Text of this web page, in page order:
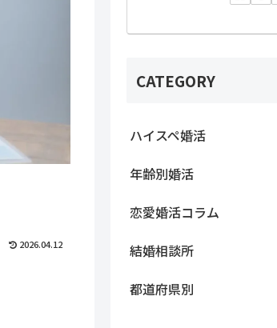
2026.04.12
CATEGORY
ハイスペ婚活
年齢別婚活
恋愛婚活コラム
結婚相談所
都道府県別